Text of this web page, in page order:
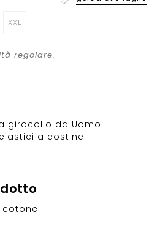
XXL
regolare.
girocollo da Uomo.
a costine.
cotone.